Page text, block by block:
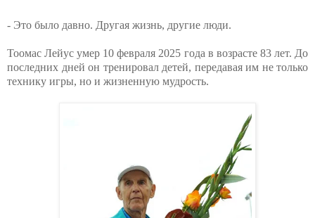
- Это было давно. Другая жизнь, другие люди.
Тоомас Лейус умер 10 февраля 2025 года в возрасте 83 лет. До
последних дней он тренировал детей, передавая им не только
технику игры, но и жизненную мудрость.